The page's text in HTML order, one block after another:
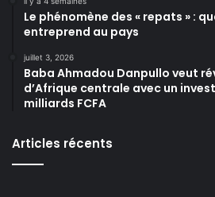
Le phénomène des « repats » :
entreprend au pays
juillet 3, 2026
Baba Ahmadou Danpullo veut
d’Afrique centrale avec un
milliards FCFA
Articles récents